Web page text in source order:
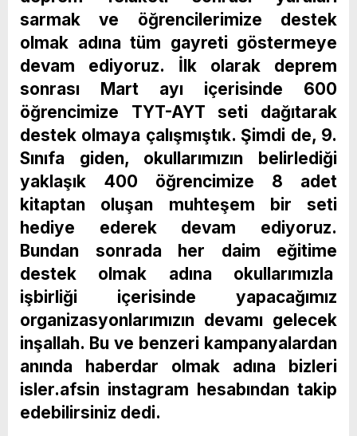
sarmak ve öğrencilerimize destek
olmak adına tüm gayreti göstermeye
devam ediyoruz. İlk olarak deprem
sonrası Mart ayı içerisinde 600
öğrencimize TYT-AYT seti dağıtarak
destek olmaya çalışmıştık. Şimdi de, 9.
Sınıfa giden, okullarımızın belirlediği
yaklaşık 400 öğrencimize 8 adet
kitaptan oluşan muhteşem bir seti
hediye ederek devam ediyoruz.
Bundan sonrada her daim eğitime
destek olmak adına okullarımızla
işbirliği içerisinde yapacağımız
organizasyonlarımızın devamı gelecek
inşallah. Bu ve benzeri kampanyalardan
anında haberdar olmak adına bizleri
isler.afsin instagram hesabından takip
edebilirsiniz dedi.